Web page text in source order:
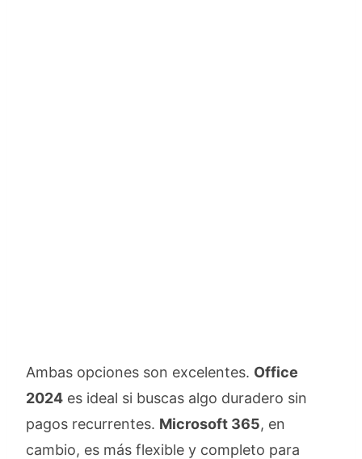
Ambas opciones son excelentes. Office
2024 es ideal si buscas algo duradero sin
pagos recurrentes. Microsoft 365, en
cambio, es más flexible y completo para